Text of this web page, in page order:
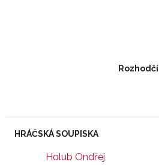
Rozhodčí
HRÁČSKÁ SOUPISKA
Holub Ondřej